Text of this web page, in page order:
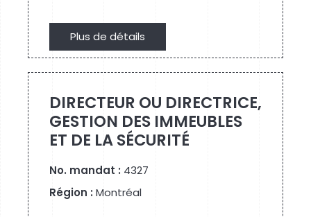
Plus de détails
DIRECTEUR OU DIRECTRICE,
GESTION DES IMMEUBLES
ET DE LA SÉCURITÉ
No. mandat : 4327
Région : Montréal